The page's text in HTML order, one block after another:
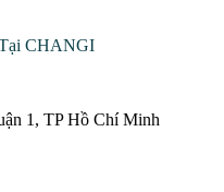
CHANGI
1, TP Hồ Chí Minh